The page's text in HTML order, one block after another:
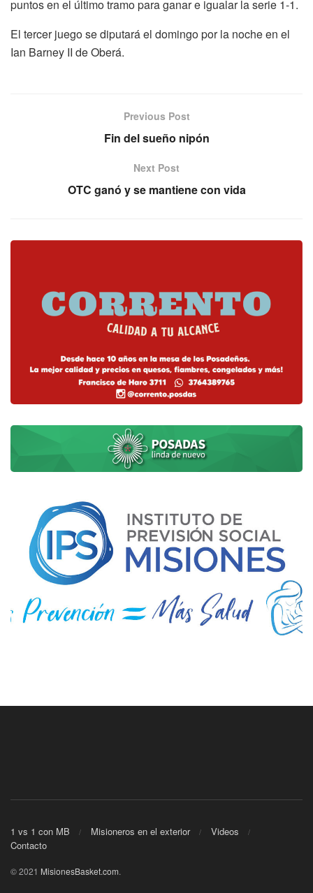
puntos en el último tramo para ganar e igualar la serie 1-1.
El tercer juego se diputará el domingo por la noche en el
Ian Barney II de Oberá.
Previous Post
Fin del sueño nipón
Next Post
OTC ganó y se mantiene con vida
1 vs 1 con MB Misioneros en el exterior
Videos
Contacto
© 2021 MisionesBasket.com.